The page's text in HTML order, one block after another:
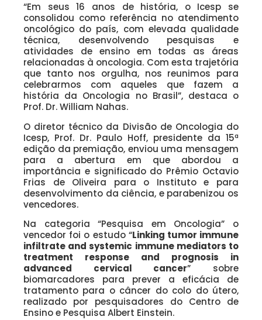
“Em seus 16 anos de história, o Icesp se
consolidou como referência no atendimento
oncológico do país, com elevada qualidade
técnica, desenvolvendo pesquisas e
atividades de ensino em todas as áreas
relacionadas à oncologia. Com esta trajetória
que tanto nos orgulha, nos reunimos para
celebrarmos com aqueles que fazem a
história da Oncologia no Brasil”, destaca o
Prof. Dr. William Nahas.
O diretor técnico da Divisão de Oncologia do
Icesp, Prof. Dr. Paulo Hoff, presidente da 15ª
edição da premiação, enviou uma mensagem
para a abertura em que abordou a
importância e significado do Prêmio Octavio
Frias de Oliveira para o Instituto e para
desenvolvimento da ciência, e parabenizou os
vencedores.
Na categoria “Pesquisa em Oncologia” o
vencedor foi o estudo “Linking tumor immune
infiltrate and systemic immune mediators to
treatment response and prognosis in
advanced cervical cancer” sobre
biomarcadores para prever a eficácia de
tratamento para o câncer do colo do útero,
realizado por pesquisadores do Centro de
Ensino e Pesquisa Albert Einstein.